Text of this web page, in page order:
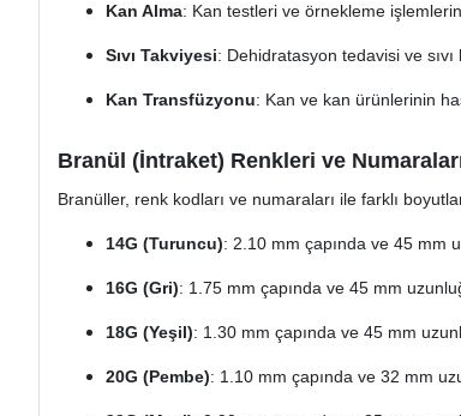
Kan Alma: Kan testleri ve örnekleme
Sıvı Takviyesi: Dehidratasyon tedavisi ve sıvı
Kan Transfüzyonu: Kan ve kan ürünlerinin
Branül (İntraket) Renkleri ve
Branüller, renk kodları ve numaraları ile farklı
14G (Turuncu): 2.10 mm çapında ve 45 mm
16G (Gri): 1.75 mm çapında ve 45 mm
18G (Yeşil): 1.30 mm çapında ve 45 mm
20G (Pembe): 1.10 mm çapında ve 32 mm